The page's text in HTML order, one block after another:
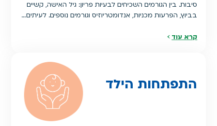
סיבות. בין הגורמים השכיחים לבעיות פריון: גיל האישה, קשיים
בביוץ, הפרעות מכניות, אנדומטריוזיס וגורמים נוספים. לעיתים…
קרא עוד
התפתחות הילד